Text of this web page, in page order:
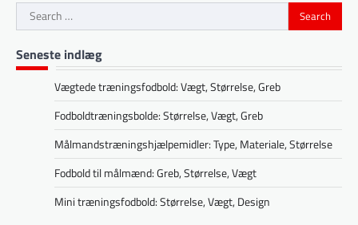
Search
for:
Seneste indlæg
Vægtede træningsfodbold: Vægt, Størrelse, Greb
Fodboldtræningsbolde: Størrelse, Vægt, Greb
Målmandstræningshjælpemidler: Type, Materiale, Størrelse
Fodbold til målmænd: Greb, Størrelse, Vægt
Mini træningsfodbold: Størrelse, Vægt, Design